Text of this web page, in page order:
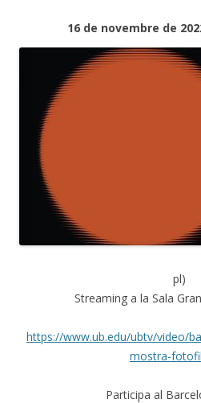
16 de novembre de
pl)
Streaming a la Sala
https://www.ub.edu/ubtv/video/
mostra-
Participa al